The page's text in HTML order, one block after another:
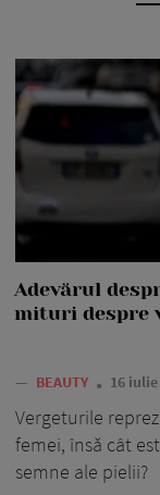
Adevărul
mituri despre
— BEAUTY 16 iulie
Vergeturile
femei, însă cât
semne ale pielii?